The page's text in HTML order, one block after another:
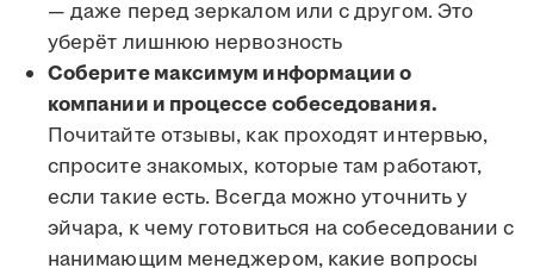
— даже перед зеркалом или с другом. Это
уберёт лишнюю нервозность
Соберите максимум информации о
компании и процессе собеседования.
Почитайте отзывы, как проходят интервью,
спросите знакомых, которые там работают,
если такие есть. Всегда можно уточнить у
эйчара, к чему готовиться на собеседовании с
нанимающим менеджером, какие вопросы